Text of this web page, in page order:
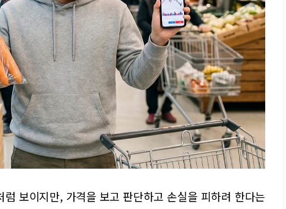
보이지만, 가격을 보고 판단하고 손실을 피하려 한다는